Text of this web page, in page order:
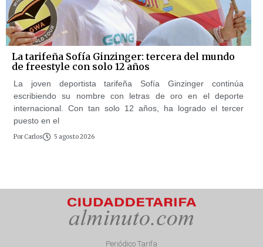
La tarifeña Sofía Ginzinger: tercera del mundo
de freestyle con solo 12 años
La joven deportista tarifeña Sofía Ginzinger continúa
escribiendo su nombre con letras de oro en el deporte
internacional. Con tan solo 12 años, ha logrado el tercer
puesto en el
Por Carlos 5 agosto 2026
Periódico Tarifa